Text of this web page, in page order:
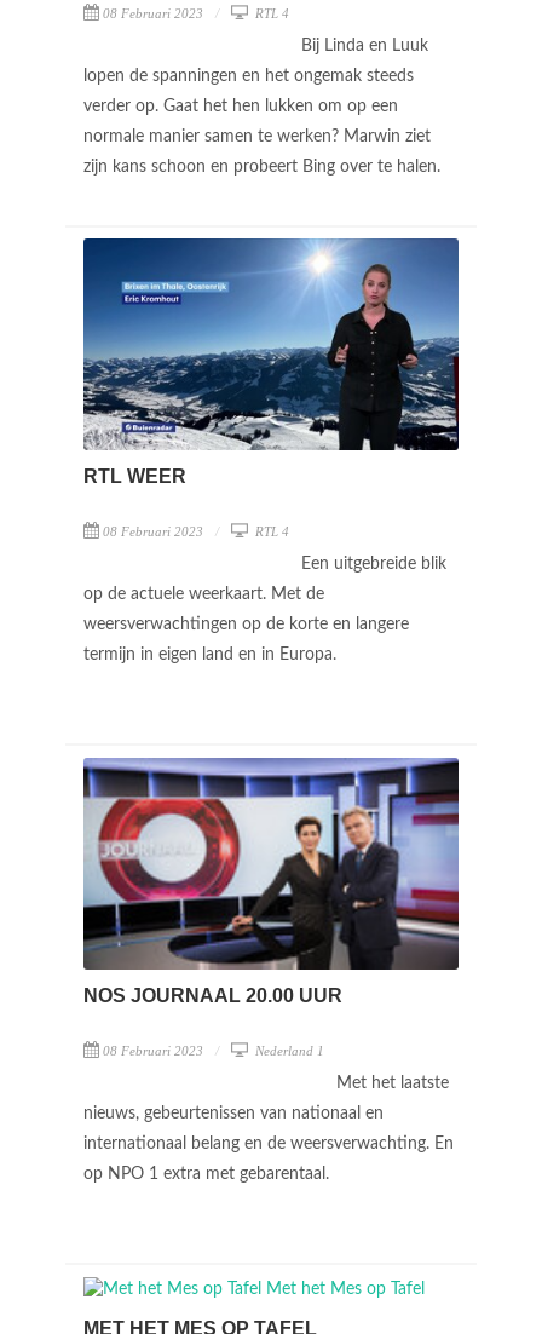
08 Februari 2023 RTL 4
Bij Linda en Luuk
lopen de spanningen en het ongemak steeds
verder op. Gaat het hen lukken om op een
normale manier samen te werken? Marwin ziet
zijn kans schoon en probeert Bing over te halen.
RTL WEER
08 Februari 2023 RTL 4
Een uitgebreide blik
op de actuele weerkaart. Met de
weersverwachtingen op de korte en langere
termijn in eigen land en in Europa.
NOS JOURNAAL 20.00 UUR
08 Februari 2023 Nederland 1
Met het laatste
nieuws, gebeurtenissen van nationaal en
internationaal belang en de weersverwachting. En
op NPO 1 extra met gebarentaal.
MET HET MES OP TAFEL